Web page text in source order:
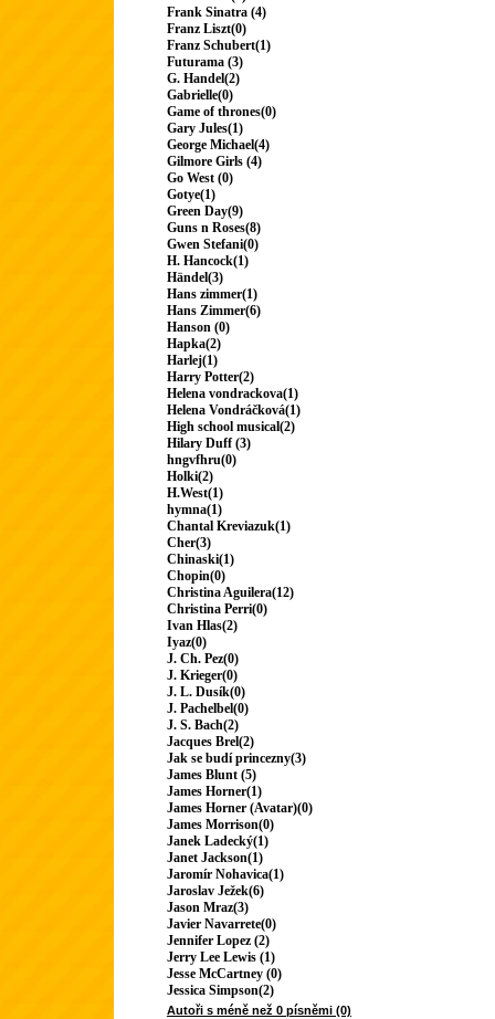
Frank Sinatra (4)
Franz Liszt(0)
Franz Schubert(1)
Futurama (3)
G. Handel(2)
Gabrielle(0)
Game of thrones(0)
Gary Jules(1)
George Michael(4)
Gilmore Girls (4)
Go West (0)
Gotye(1)
Green Day(9)
Guns n Roses(8)
Gwen Stefani(0)
H. Hancock(1)
Händel(3)
Hans zimmer(1)
Hans Zimmer(6)
Hanson (0)
Hapka(2)
Harlej(1)
Harry Potter(2)
Helena vondrackova(1)
Helena Vondráčková(1)
High school musical(2)
Hilary Duff (3)
hngvfhru(0)
Holki(2)
H.West(1)
hymna(1)
Chantal Kreviazuk(1)
Cher(3)
Chinaski(1)
Chopin(0)
Christina Aguilera(12)
Christina Perri(0)
Ivan Hlas(2)
Iyaz(0)
J. Ch. Pez(0)
J. Krieger(0)
J. L. Dusík(0)
J. Pachelbel(0)
J. S. Bach(2)
Jacques Brel(2)
Jak se budí princezny(3)
James Blunt (5)
James Horner(1)
James Horner (Avatar)(0)
James Morrison(0)
Janek Ladecký(1)
Janet Jackson(1)
Jaromír Nohavica(1)
Jaroslav Ježek(6)
Jason Mraz(3)
Javier Navarrete(0)
Jennifer Lopez (2)
Jerry Lee Lewis (1)
Jesse McCartney (0)
Jessica Simpson(2)
Autoři s méně než 0 písněmi (0)